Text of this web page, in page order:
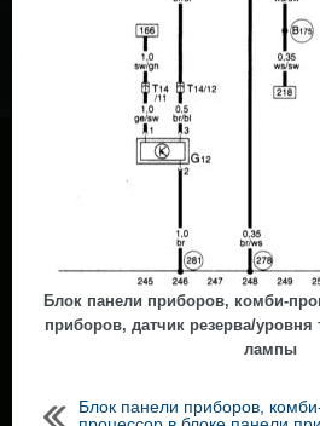
Блок панели приборов, комби-
приборов, датчик резерва/
лампы
Блок панели приборов,